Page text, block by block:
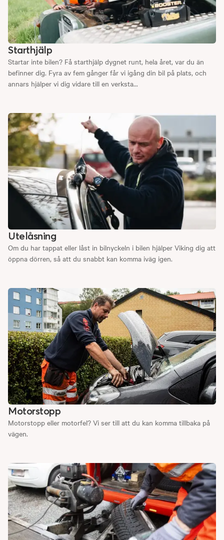
Starthjälp
Startar inte bilen? Få starthjälp dygnet runt, hela året, var du än
befinner dig. Fyra av fem gånger får vi igång din bil på plats, och
annars hjälper vi dig vidare till en verksta...
Utelåsning
Om du har tappat eller låst in bilnyckeln i bilen hjälper Viking dig att
öppna dörren, så att du snabbt kan komma iväg igen.
Motorstopp
Motorstopp eller motorfel? Vi ser till att du kan komma tillbaka på
vägen.